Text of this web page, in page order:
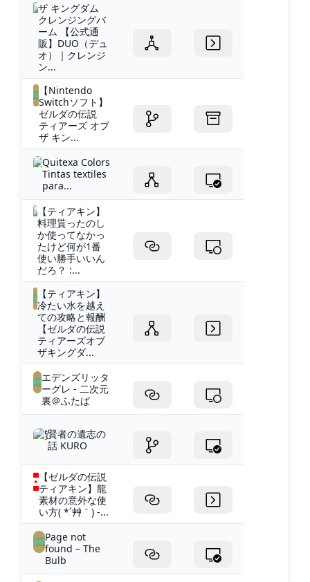
ザ キングダム
クレンジングバ
ーム 【公式通
販】DUO（デュ
オ）｜クレンジ
ン...
【Nintendo
Switchソフト】
ゼルダの伝説
ティアーズ オブ
ザ キン...
Quitexa Colors
Tintas textiles
para...
【ティアキン】
料理貰ったのし
か使ってなかっ
たけど何が1番
使い勝手いいん
だろ？ :...
【ティアキン】
冷たい水を越え
ての攻略と報酬
【ゼルダの伝説
ティアーズオブ
ザキングダ...
エデンズリッタ
ーグレ - 二次元
裏＠ふたば
賢者の遺志の
話 KURO
【ゼルダの伝説
ティアキン】龍
素材の意外な使
い方( *´艸｀) -...
Page not
found – The
Bulb